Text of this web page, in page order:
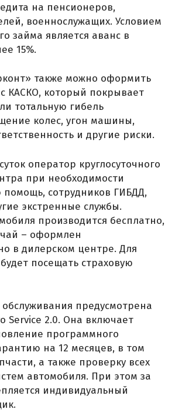
на пенсионеров,
военнослужащих. Условием
займа является аванс в
15%.
также можно оформить
КАСКО, который покрывает
тотальную гибель
колес, угон машины,
и другие риски.
оператор круглосуточного
при необходимости
помощь, сотрудников ГИБДД,
экстренные службы.
производится бесплатно,
– оформлен
в дилерском центре. Для
посещать страховую
предусмотрена
Service 2.0. Она включает
программного
на 12 месяцев, в том
а также проверку всех
автомобиля. При этом за
индивидуальный